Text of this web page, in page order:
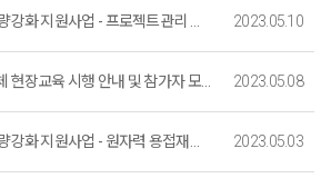
2023 퇴직자·재직자 역량강화 지원사업 - 프로젝트관리 실무역량 강화과정 (실습) 교육생 모집 (~6. 7.까지)_마감 2023.05.10
2023년도 일본 원전해체 현장교육 시행 안내 및 참가자 모집 (사전마감) 2023.05.08
2023 퇴직자·재직자 역량강화 지원사업 - 원자력 용접재료 교육생 모집 (~5. 25.까지)_마감 2023.05.03